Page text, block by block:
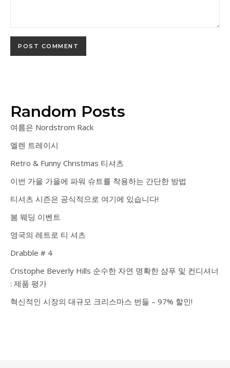
Random Posts
여름은 Nordstrom Rack
엘렌 트레이시
Retro & Funny Christmas 티셔츠
이번 가을 가을에 파워 슈트를 착용하는 간단한 방법
티셔츠 시즌은 공식적으로 여기에 있습니다!
봄 웨딩 이벤트
영국의 레트로 티 셔츠
Drabble # 4
Cristophe Beverly Hills 순수한 자연 명확한 샴푸 및 컨디셔너
: 제품 평가
혁신적인 시장의 대규모 크리스마스 번들 – 97% 할인!